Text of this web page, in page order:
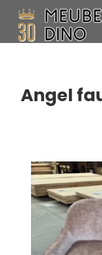
Angel